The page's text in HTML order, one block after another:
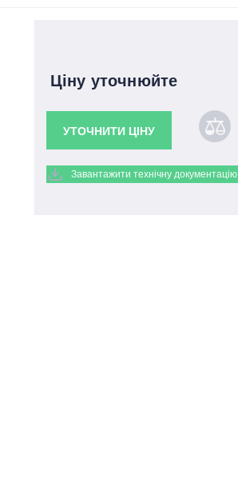
Ціну уточнюйте
УТОЧНИТИ ЦІНУ
Завантажити технічну документацію